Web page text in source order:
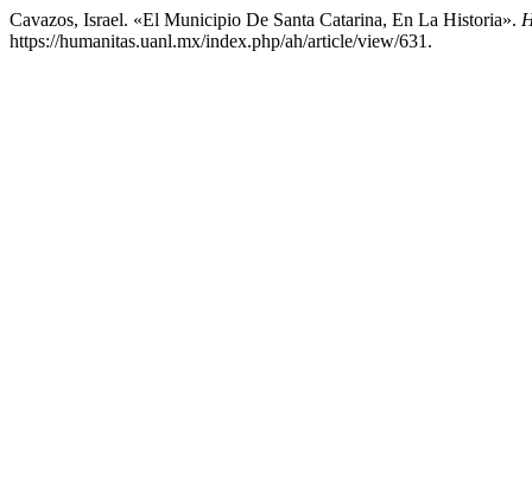
Cavazos, Israel. «El Municipio De Santa Catarina, En La Historia».
https://humanitas.uanl.mx/index.php/ah/article/view/631.